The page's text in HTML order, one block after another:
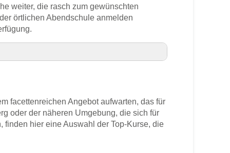
weiter, die rasch zum gewünschten
örtlichen Abendschule anmelden
facettenreichen Angebot aufwarten, das für
oder der näheren Umgebung, die sich für
hier eine Auswahl der Top-Kurse, die